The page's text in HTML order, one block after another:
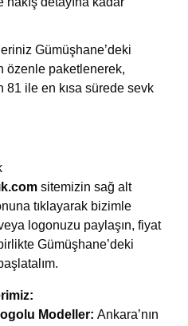
Gümüşhane’deki
özenle paketlenerek,
81 ile en kısa sürede sevk
sitemizin sağ alt
tıklayarak bizimle
logonuzu paylaşın, fiyat
Gümüşhane’deki
Modeller: Ankara’nın